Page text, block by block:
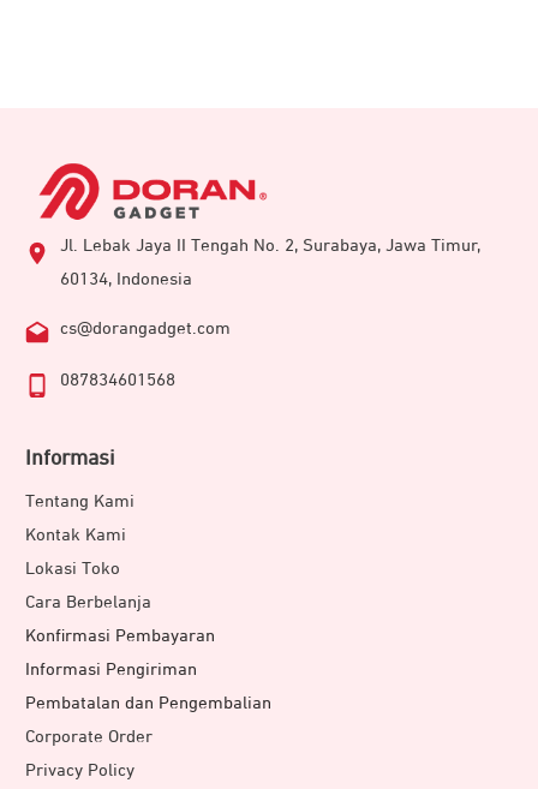
Jl. Lebak Jaya II Tengah No. 2, Surabaya, Jawa Timur,
60134, Indonesia
cs@dorangadget.com
087834601568
Informasi
Tentang Kami
Kontak Kami
Lokasi Toko
Cara Berbelanja
Konfirmasi Pembayaran
Informasi Pengiriman
Pembatalan dan Pengembalian
Corporate Order
Privacy Policy